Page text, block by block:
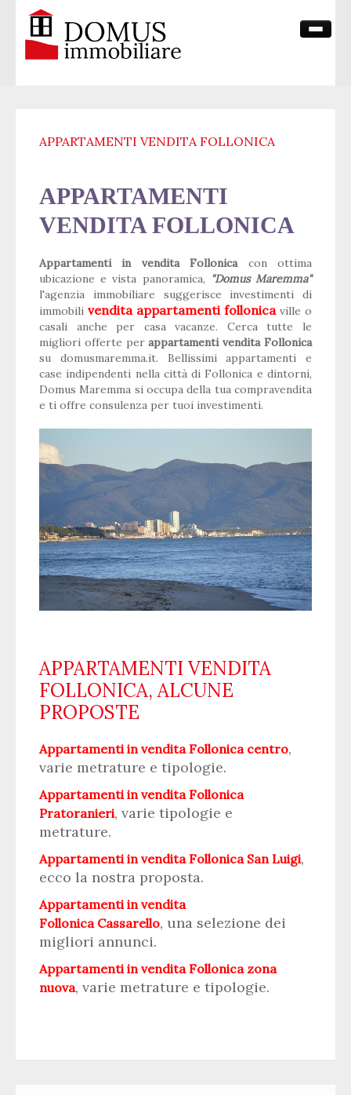
VENDITE
APPARTAMENTI VENDITA FOLLONICA
APPARTAMENTI
VENDITA FOLLONICA
Appartamenti in vendita Follonicacon ottima
ubicazione e vista panoramica, "Domus Maremma"
l'agenzia immobiliare suggerisce investimenti di
immobili vendita appartamenti follonicaville o
casali anche per casa vacanze. Cerca tutte le
migliori offerte perappartamenti vendita Follonica
su domusmaremma.it. Bellissimi appartamenti e
case indipendenti nella città di Follonica e dintorni,
Domus Maremma si occupa della tua compravendita
e ti offre consulenza per tuoi investimenti.
APPARTAMENTI VENDITA
FOLLONICA, ALCUNE
PROPOSTE
Appartamenti in vendita Follonica centro,
varie metrature e tipologie.
Appartamenti in vendita Follonica
Pratoranieri, varie tipologie e
metrature.
Appartamenti in vendita Follonica San Luigi,
ecco la nostra proposta.
Appartamenti in vendita
Follonica Cassarello, una selezione dei
migliori annunci.
Appartamenti in vendita Follonica zona
nuova, varie metrature e tipologie.